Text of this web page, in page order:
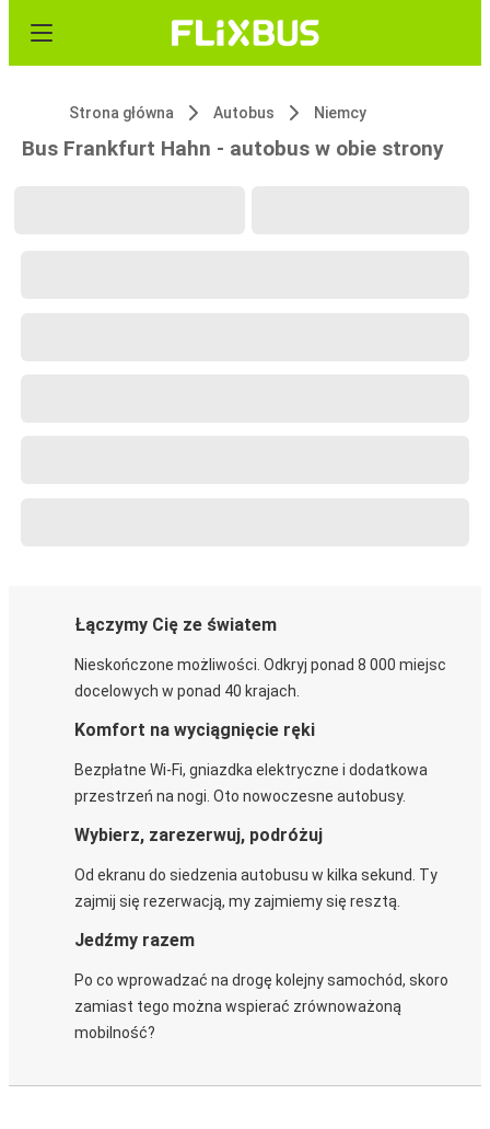
Strona główna Autobus Niemcy
Bus Frankfurt Hahn - autobus w obie strony
Łączymy Cię ze światem
Nieskończone możliwości. Odkryj ponad 8 000 miejsc
docelowych w ponad 40 krajach.
Komfort na wyciągnięcie ręki
Bezpłatne Wi-Fi, gniazdka elektryczne i dodatkowa
przestrzeń na nogi. Oto nowoczesne autobusy.
Wybierz, zarezerwuj, podróżuj
Od ekranu do siedzenia autobusu w kilka sekund. Ty
zajmij się rezerwacją, my zajmiemy się resztą.
Jedźmy razem
Po co wprowadzać na drogę kolejny samochód, skoro
zamiast tego można wspierać zrównoważoną
mobilność?